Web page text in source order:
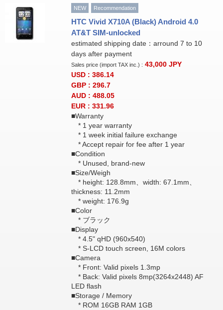
NEW Recommendation
HTC Vivid X710A (Black) Android 4.0
AT&T SIM-unlocked
estimated shipping date：arround 7 to 10
days after payment
Sales price (import TAX inc.) : 43,000 JPY
USD : 386.14
GBP : 296.7
AUD : 488.05
EUR : 331.96
■Warranty
* 1 year warranty
* 1 week initial failure exchange
* Accept repair for fee after 1 year
■Condition
* Unused, brand-new
■Size/Weigh
* height: 128.8mm、width: 67.1mm、
thickness: 11.2mm
* weight: 176.9g
■Color
* ブラック
■Display
* 4.5" qHD (960x540)
* S-LCD touch screen, 16M colors
■Camera
* Front: Valid pixels 1.3mp
* Back: Valid pixels 8mp(3264x2448) AF
LED flash
■Storage / Memory
* ROM 16GB RAM 1GB